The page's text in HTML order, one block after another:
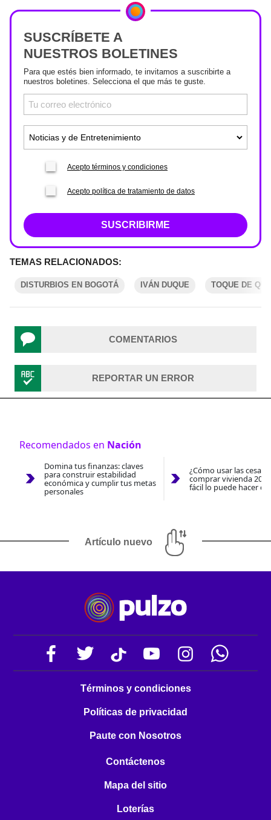
SUSCRÍBETE A
NUESTROS BOLETINES
Para que estés bien informado, te invitamos a suscribirte a
nuestros boletines. Selecciona el que más te guste.
Acepto términos y condiciones
Acepto política de tratamiento de datos
SUSCRIBIRME
TEMAS RELACIONADOS:
DISTURBIOS EN BOGOTÁ IVÁN DUQUE TOQUE DE
COMENTARIOS
REPORTAR UN ERROR
Recomendados en Nación
Domina tus finanzas: claves
para construir estabilidad
económica y cumplir tus metas
personales
¿Cómo usar las
comprar vivienda
fácil lo puede hacer
Artículo nuevo
Términos y condiciones
Políticas de privacidad
Paute con Nosotros
Contáctenos
Mapa del sitio
Loterías